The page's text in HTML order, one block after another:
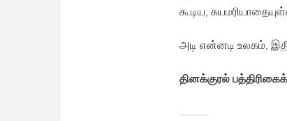
கூடிய,
அடி என்னடி உலகம்,
தினக்குரல்